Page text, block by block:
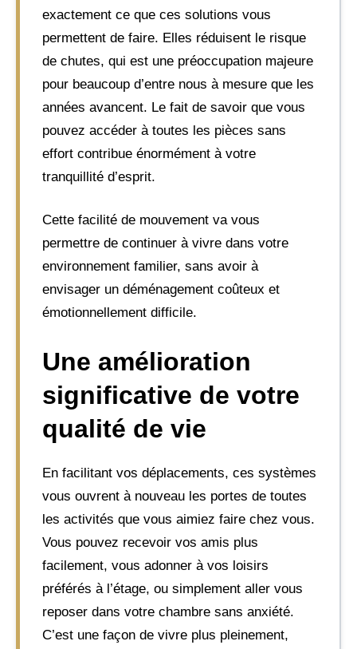
exactement ce que ces solutions vous
permettent de faire. Elles réduisent le risque
de chutes, qui est une préoccupation majeure
pour beaucoup d’entre nous à mesure que les
années avancent. Le fait de savoir que vous
pouvez accéder à toutes les pièces sans
effort contribue énormément à votre
tranquillité d’esprit.
Cette facilité de mouvement va vous
permettre de continuer à vivre dans votre
environnement familier, sans avoir à
envisager un déménagement coûteux et
émotionnellement difficile.
Une amélioration
significative de votre
qualité de vie
En facilitant vos déplacements, ces systèmes
vous ouvrent à nouveau les portes de toutes
les activités que vous aimiez faire chez vous.
Vous pouvez recevoir vos amis plus
facilement, vous adonner à vos loisirs
préférés à l’étage, ou simplement aller vous
reposer dans votre chambre sans anxiété.
C’est une façon de vivre plus pleinement,